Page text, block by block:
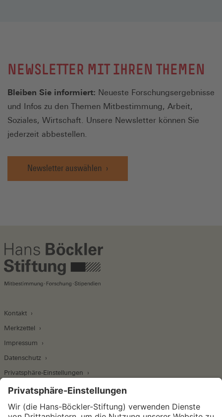
NEWSLETTER MIT IHREN THEMEN
Bleiben Sie informiert: Neueste Forschungsergebnisse
und Infos zu den Themen Mitbestimmung, Arbeit,
Soziales, Wirtschaft. Unsere Newsletter können Sie
jederzeit abbestellen.
Newsletter auswählen
Kontakt
Merkzettel
Impressum
Datenschutz
Privatsphäre-Einstellungen
Wirtschafts- und Sozialwissenschaftliches Institut